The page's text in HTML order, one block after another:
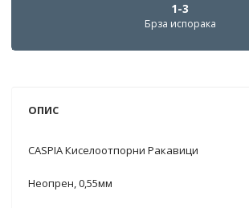
1-3
Брза испорака
ОПИС
CASPIA Киселоотпорни Ракавици
Неопрен, 0,55мм